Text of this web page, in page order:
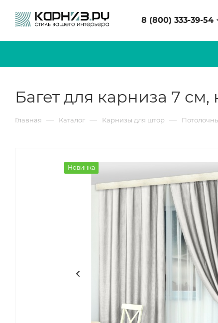
8 (800) 333-39-54
Багет для карниза 7 см,
Главная — Каталог — Карнизы для штор —
Новинка